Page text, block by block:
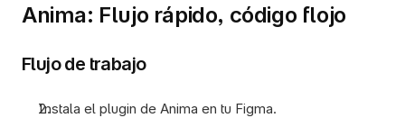
Anima: Flujo rápido, código flojo
Flujo de trabajo
Instala el plugin de Anima en tu Figma.